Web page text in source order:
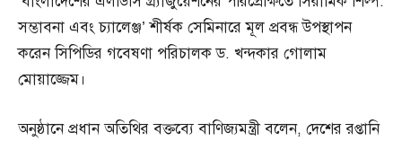
সম্ভাবনা এবং চ্যালেঞ্জ’ শীর্ষক সেমিনারে মূল প্রবন্ধ উপস্থাপন
করেন সিপিডির গবেষণা পরিচালক ড. খন্দকার গোলাম
মোয়াজ্জেম।
অনুষ্ঠানে প্রধান অতিথির বক্তব্যে বাণিজ্যমন্ত্রী বলেন, দেশের রপ্তানি